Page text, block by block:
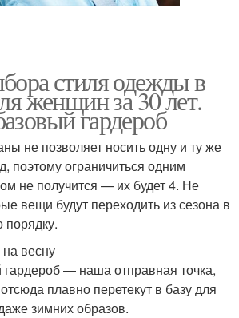
стиля одежды в
женщин за 30 лет.
гардероб
не позволяет носить одну и ту же
поэтому ограничиться одним
не получится — их будет 4. Не
вещи будут переходить из сезона в
порядку.
весну
— наша отправная точка,
плавно перетекут в базу для
зимних образов.